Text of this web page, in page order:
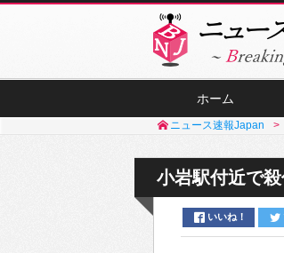
ホーム
ニュース速報Japan
小岩駅付近で
いいね！